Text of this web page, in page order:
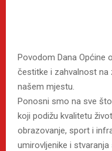
Povodom Dana Općine
čestitke i zahvalnost na
našem mjestu.
Ponosni smo na sve
koji podižu kvalitetu
obrazovanje, sport i
umirovljenike i